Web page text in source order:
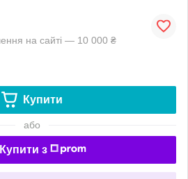
на сайті — 10 000 ₴
Купити
або
Купити з